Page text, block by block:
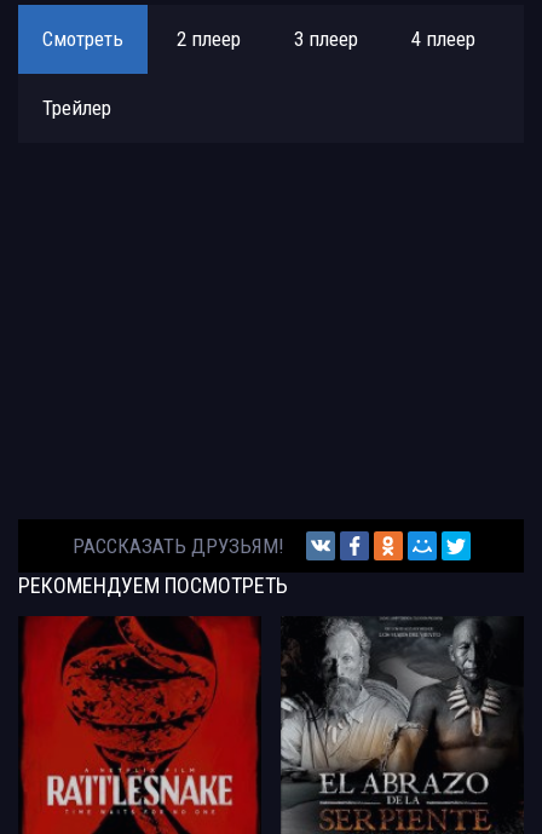
Смотреть 2 плеер 3 плеер 4 плеер
Трейлер
РАССКАЗАТЬ ДРУЗЬЯМ!
РЕКОМЕНДУЕМ ПОСМОТРЕТЬ